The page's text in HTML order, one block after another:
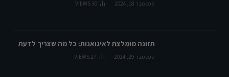
ספטמבר 18, 2024 30
VIEWS
תזונה מומלצת לאיגואנות: כל מה שצריך לדעת
ספטמבר 29, 2024 27
VIEWS